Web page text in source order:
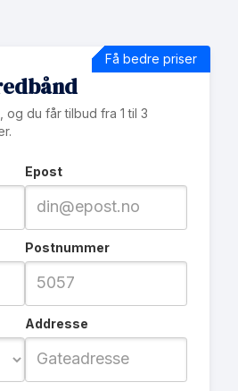
og du får tilbud fra 1 til 3
Epost
Postnummer
Addresse
Få bedre priser